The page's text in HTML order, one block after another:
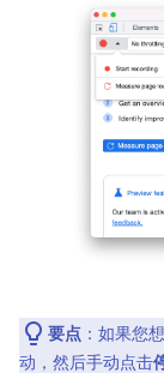
要点 ：如果您
动，然后手动点击